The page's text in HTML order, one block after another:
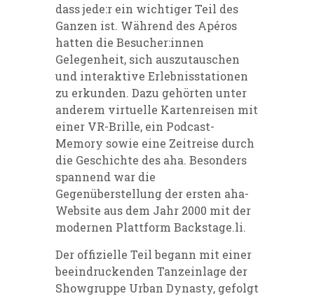
dass jede:r ein wichtiger Teil des
Ganzen ist. Während des Apéros
hatten die Besucher:innen
Gelegenheit, sich auszutauschen
und interaktive Erlebnisstationen
zu erkunden. Dazu gehörten unter
anderem virtuelle Kartenreisen mit
einer VR-Brille, ein Podcast-
Memory sowie eine Zeitreise durch
die Geschichte des aha. Besonders
spannend war die
Gegenüberstellung der ersten aha-
Website aus dem Jahr 2000 mit der
modernen Plattform Backstage.li.
Der offizielle Teil begann mit einer
beeindruckenden Tanzeinlage der
Showgruppe Urban Dynasty, gefolgt